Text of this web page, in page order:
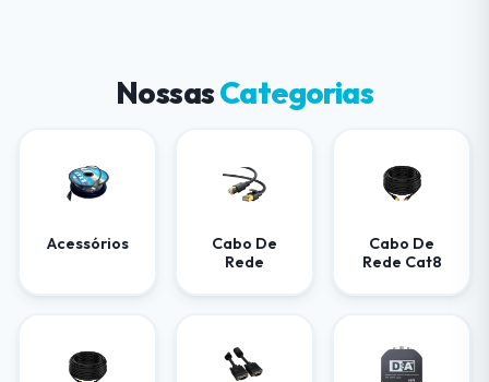
NossasCategorias
Acessórios
Cabo De
Rede
Cabo De
Rede Cat8